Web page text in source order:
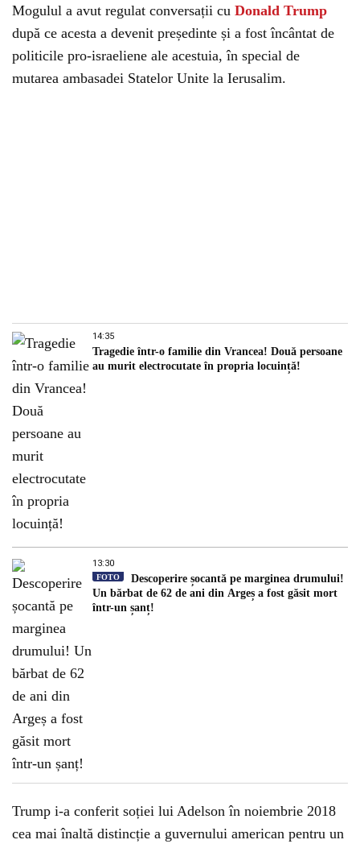
Mogulul a avut regulat conversații cu Donald Trump
după ce acesta a devenit președinte și a fost încântat de
politicile pro-israeliene ale acestuia, în special de
mutarea ambasadei Statelor Unite la Ierusalim.
14:35
Tragedie într-o familie din Vrancea! Două persoane
au murit electrocutate în propria locuință!
13:30
FOTO
Descoperire șocantă pe marginea drumului!
Un bărbat de 62 de ani din Argeș a fost găsit mort
într-un șanț!
Trump i-a conferit soției lui Adelson în noiembrie 2018
cea mai înaltă distincție a guvernului american pentru un